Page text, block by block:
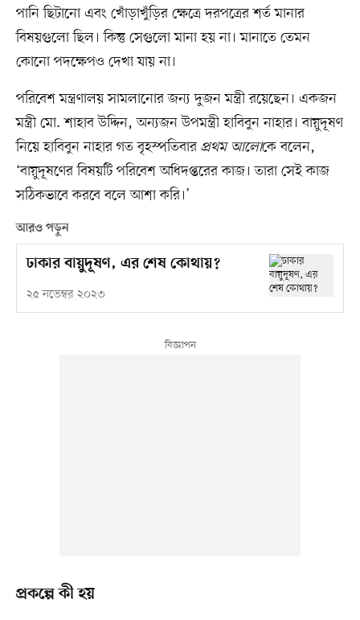
পানি ছিটানো এবং খোঁড়াখুঁড়ির ক্ষেত্রে দরপত্রের শর্ত মানার
বিষয়গুলো ছিল। কিন্তু সেগুলো মানা হয় না। মানাতে তেমন
কোনো পদক্ষেপও দেখা যায় না।
পরিবেশ মন্ত্রণালয় সামলানোর জন্য দুজন মন্ত্রী রয়েছেন। একজন
মন্ত্রী মো. শাহাব উদ্দিন, অন্যজন উপমন্ত্রী হাবিবুন নাহার। বায়ুদূষণ
নিয়ে হাবিবুন নাহার গত বৃহস্পতিবার প্রথম আলোকে বলেন,
‘বায়ুদূষণের বিষয়টি পরিবেশ অধিদপ্তরের কাজ। তারা সেই কাজ
সঠিকভাবে করবে বলে আশা করি।’
আরও পড়ুন
ঢাকার বায়ুদূষণ, এর শেষ কোথায়?
২৫ নভেম্বর ২০২৩
প্রকল্পে কী হয়